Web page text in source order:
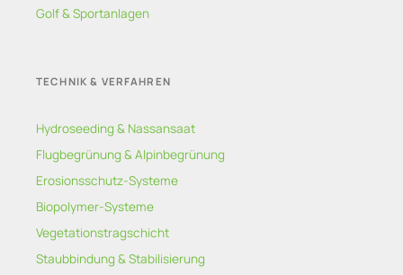
Golf & Sportanlagen
TECHNIK & VERFAHREN
Hydroseeding & Nassansaat
Flugbegrünung & Alpinbegrünung
Erosionsschutz-Systeme
Biopolymer-Systeme
Vegetationstragschicht
Staubbindung & Stabilisierung